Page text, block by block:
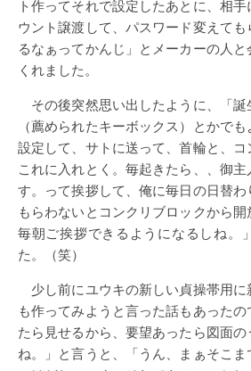
ト作ってそれで設定したあとに、相
ウント譲渡して、パスワード変えて
るなぁってかんじ」とメーカーの人
くれました。
その後突然思い出したように、「誕
（薦められたキーボックス）とかで
設定して、サトに送って、首輪と、
これに入れとく。毎起きたら、、御
す。って挨拶して、俺に毎日の日替
もらわないとコンクリブロックから
毎朝ご挨拶できるようになるしね。
た。（笑）
少し前にユウキの新しい貞操帯用に
も作ってみようと言った話もあった
たら見せるから、要望あったら図面
ね。」と言うと、「うん、まぁそこ